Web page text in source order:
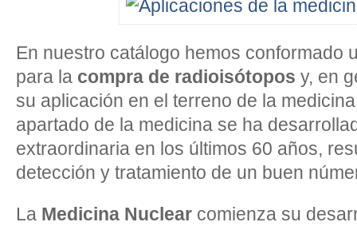
En nuestro catálogo hemos conformado
para la compra de radioisótopos y, en
su aplicación en el terreno de la
apartado de la medicina se ha
extraordinaria en los últimos 60 años,
detección y tratamiento de un buen
La Medicina Nuclear comienza su